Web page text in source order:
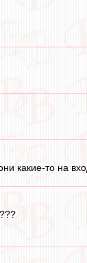
какие-то на